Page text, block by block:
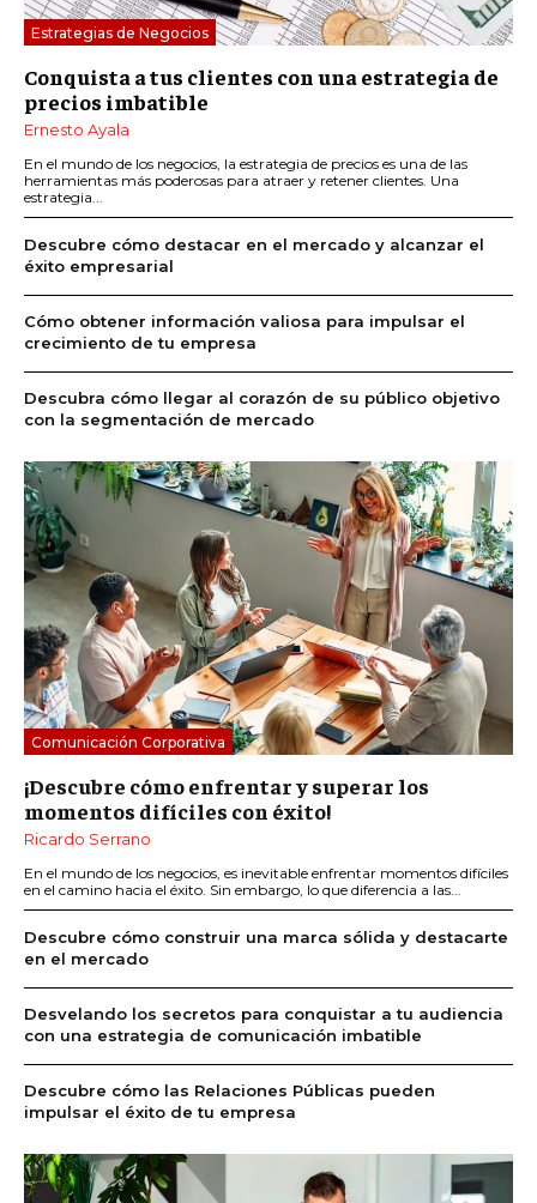
Estrategias de Negocios
Conquista a tus clientes con una estrategia de
precios imbatible
Ernesto Ayala
En el mundo de los negocios, la estrategia de precios es una de las
herramientas más poderosas para atraer y retener clientes. Una
estrategia...
Descubre cómo destacar en el mercado y alcanzar el
éxito empresarial
Cómo obtener información valiosa para impulsar el
crecimiento de tu empresa
Descubra cómo llegar al corazón de su público objetivo
con la segmentación de mercado
Comunicación Corporativa
¡Descubre cómo enfrentar y superar los
momentos difíciles con éxito!
Ricardo Serrano
En el mundo de los negocios, es inevitable enfrentar momentos difíciles
en el camino hacia el éxito. Sin embargo, lo que diferencia a las...
Descubre cómo construir una marca sólida y destacarte
en el mercado
Desvelando los secretos para conquistar a tu audiencia
con una estrategia de comunicación imbatible
Descubre cómo las Relaciones Públicas pueden
impulsar el éxito de tu empresa